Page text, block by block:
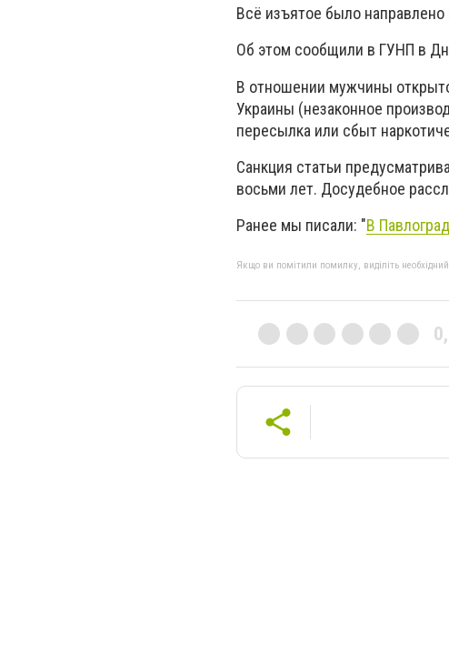
Всё изъятое было
Об этом сообщили в ГУНП в
В отношении мужчины
Украины (незаконное
пересылка или сбыт
Санкция статьи
восьми лет. Досудебное
Ранее мы писали: "В
Якщо ви помітили помилку, виділіть